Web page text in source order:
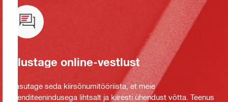
Alustage online-vestlust
Kasutage seda kiirsõnumitööriista, et meie
klienditeenindusega lihtsalt ja kiiresti ühendust võtta. Teenus